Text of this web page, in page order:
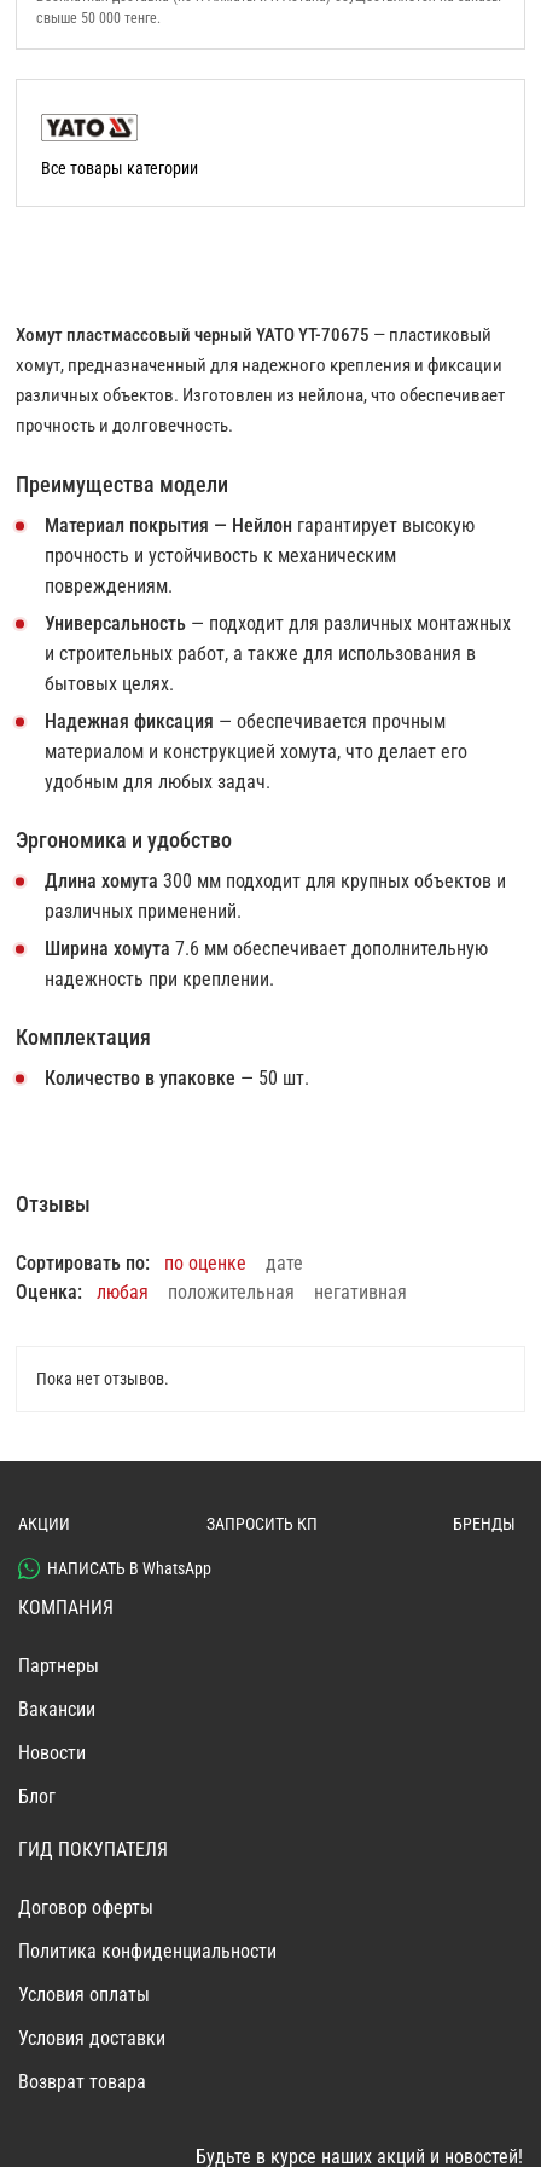
Хомут пластмассовый черный YATO YT-70675 — пластиковый
хомут, предназначенный для надежного крепления и фиксации
различных объектов. Изготовлен из нейлона, что обеспечивает
прочность и долговечность.
Преимущества модели
Материал покрытия — Нейлон гарантирует высокую
прочность и устойчивость к механическим
повреждениям.
Универсальность — подходит для различных монтажных
и строительных работ, а также для использования в
бытовых целях.
Надежная фиксация — обеспечивается прочным
материалом и конструкцией хомута, что делает его
удобным для любых задач.
Эргономика и удобство
Длина хомута 300 мм подходит для крупных объектов и
различных применений.
Ширина хомута 7.6 мм обеспечивает дополнительную
надежность при креплении.
Комплектация
Количество в упаковке — 50 шт.
свыше 50 000 тенге.
Все товары категории
Отзывы
Сортировать по: по оценке
дате
Оценка:
любая положительная негативная
Пока нет отзывов.
АКЦИИ ЗАПРОСИТЬ КП БРЕНДЫ
НАПИСАТЬ В WhatsApp
КОМПАНИЯ
Партнеры
Вакансии
Новости
Блог
ГИД ПОКУПАТЕЛЯ
Договор оферты
Политика конфиденциальности
Условия оплаты
Условия доставки
Возврат товара
Будьте в курсе наших акций и новостей!